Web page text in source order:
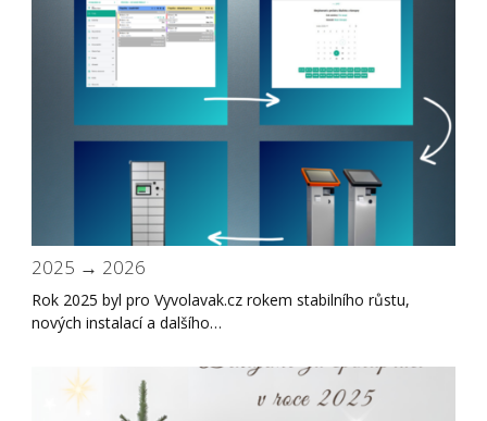
2025 → 2026
Rok 2025 byl pro Vyvolavak.cz rokem stabilního růstu,
nových instalací a dalšího…